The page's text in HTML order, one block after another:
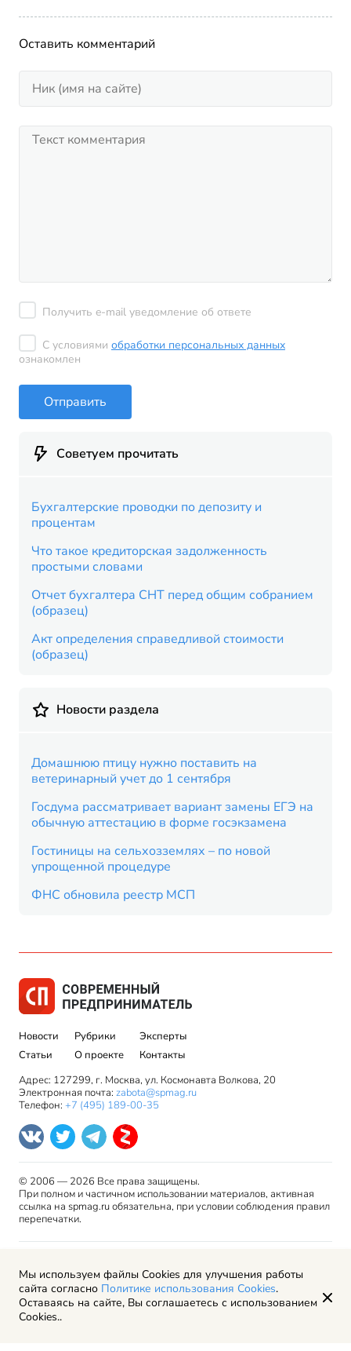
Оставить комментарий
Получить e-mail уведомление об ответе
С условиями обработки персональных данных
ознакомлен
Отправить
Советуем прочитать
Бухгалтерские проводки по депозиту и
процентам
Что такое кредиторская задолженность
простыми словами
Отчет бухгалтера СНТ перед общим собранием
(образец)
Акт определения справедливой стоимости
(образец)
Новости раздела
Домашнюю птицу нужно поставить на
ветеринарный учет до 1 сентября
Госдума рассматривает вариант замены ЕГЭ на
обычную аттестацию в форме госэкзамена
Гостиницы на сельхозземлях – по новой
упрощенной процедуре
ФНС обновила реестр МСП
Новости
Статьи
Рубрики
О проекте
Эксперты
Контакты
Адрес: 127299, г. Москва, ул. Космонавта Волкова, 20
Электронная почта: zabota@spmag.ru
Телефон: +7 (495) 189-00-35
© 2006 — 2026 Все права защищены.
При полном и частичном использовании материалов, активная
ссылка на spmag.ru обязательна, при условии соблюдения правил
перепечатки.
права
Пользовательское соглашение
Политика обработки персональных данных
Рекламодателям
Мы используем файлы Cookies для улучшения работы
сайта согласно Политике использования Cookies.
Оставаясь на сайте, Вы соглашаетесь с использованием
Cookies..